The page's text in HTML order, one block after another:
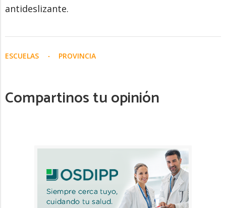
antideslizante.
ESCUELAS PROVINCIA
Compartinos tu opinión